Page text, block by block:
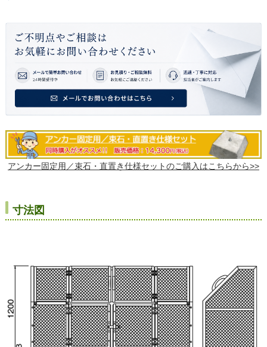
アンカー固定用／束石・直置き仕様セットのご購入はこちらから>>
寸法図